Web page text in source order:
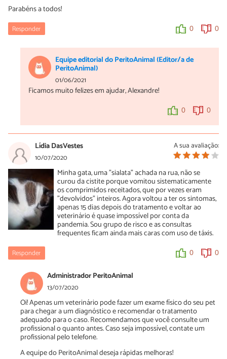
Parabéns a todos!
Responder 0 0
Equipe editorial do PeritoAnimal (Editor/a de
PeritoAnimal)
01/06/2021
Ficamos muito felizes em ajudar, Alexandre!
0 0
A sua avaliação:
Lídia DasVestes
10/07/2020
Minha gata, uma "sialata" achada na rua, não se
curou da cistite porque vomitou sistematicamente
os comprimidos receitados, que por vezes eram
"devolvidos" inteiros. Agora voltou a ter os sintomas,
apenas 15 dias depois do tratamento e voltar ao
veterinário é quase impossível por conta da
pandemia. Sou grupo de risco e as consultas
frequentes ficam ainda mais caras com uso de táxis.
Responder 0 0
Administrador PeritoAnimal
13/07/2020
Oi! Apenas um veterinário pode fazer um exame físico do seu pet
para chegar a um diagnóstico e recomendar o tratamento
adequado para o caso. Recomendamos que você consulte um
profissional o quanto antes. Caso seja impossível, contate um
profissional pelo telefone.
A equipe do PeritoAnimal deseja rápidas melhoras!